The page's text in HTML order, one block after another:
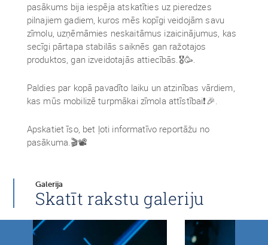
pasākums bija iespēja atskatīties uz pieredzes
pilnajiem gadiem, kuros mēs kopīgi veidojām savu
zīmolu, uzņēmāmies neskaitāmus izaicinājumus, kas
secīgi pārtapa stabilās saiknēs gan ražotajos
produktos, gan izveidotajās attiecībās.🎖️🥳.
Paldies par kopā pavadīto laiku un atzinības vārdiem,
kas mūs mobilizē turpmākai zīmola attīstībai❗🎉.
Apskatiet īso, bet ļoti informatīvo reportāžu no
pasākuma.🎬📽️
Galerija
Skatīt rakstu galeriju